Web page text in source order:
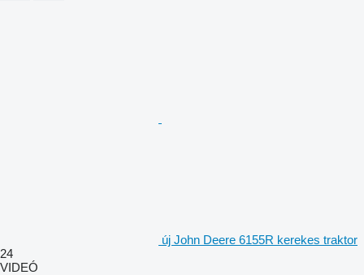
új John Deere 6155R kerekes traktor
24
VIDEÓ